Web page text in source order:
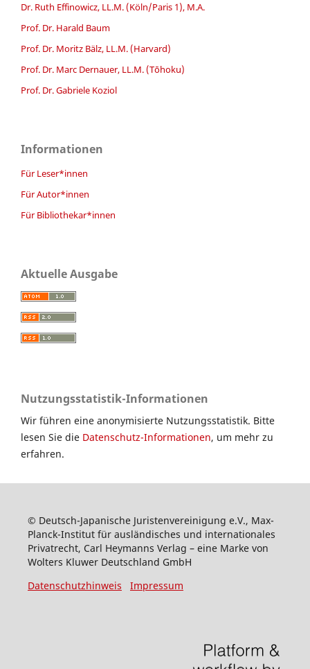
Dr. Ruth Effinowicz, LL.M. (Köln/Paris 1), M.A.
Prof. Dr. Harald Baum
Prof. Dr. Moritz Bälz, LL.M. (Harvard)
Prof. Dr. Marc Dernauer, LL.M. (Tōhoku)
Prof. Dr. Gabriele Koziol
Informationen
Für Leser*innen
Für Autor*innen
Für Bibliothekar*innen
Aktuelle Ausgabe
Nutzungsstatistik-Informationen
Wir führen eine anonymisierte Nutzungsstatistik. Bitte
lesen Sie die Datenschutz-Informationen, um mehr zu
erfahren.
© Deutsch-Japanische Juristenvereinigung e.V., Max-
Planck-Institut für ausländisches und internationales
Privatrecht, Carl Heymanns Verlag – eine Marke von
Wolters Kluwer Deutschland GmbH
Datenschutzhinweis
Impressum